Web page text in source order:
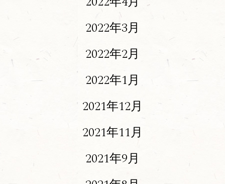
2022年3月
2022年2月
2022年1月
2021年12月
2021年11月
2021年9月